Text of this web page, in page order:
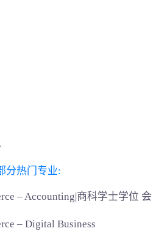
分热门专业:
– Accounting|商科学士学位 会
– Digital Business